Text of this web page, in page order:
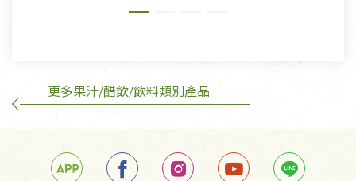
訂購手抄稿退貨需知：
若未保持原包裝方式或未使用原箱退回，導致書籍有
任何折損、磨損、污損或凹角，將不接受退貨，也不
更多果汁/醋飲/飲料類別產品